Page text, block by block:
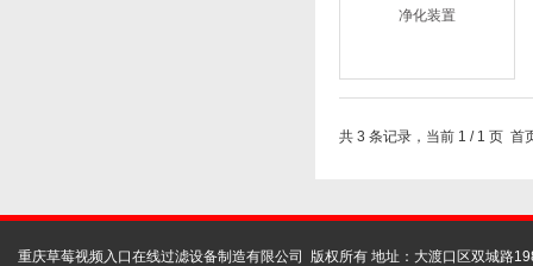
共 3 条记录，当前 1 / 1
重庆草莓视频入口在线过滤设备制造有限公司 版权所有 地址：大渡口区双城